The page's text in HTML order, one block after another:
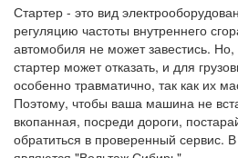
Стартер - это вид
регуляцию частоты внутреннего
автомобиля не может завестись. Но,
стартер может отказать, и для
особенно травматично, так как их
Поэтому, чтобы ваша машина не
вкопанная, посреди дороги,
обратиться в проверенный сервис.